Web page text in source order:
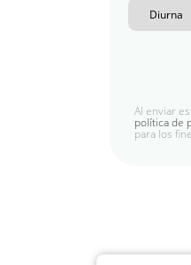
Al enviar
política de
para los